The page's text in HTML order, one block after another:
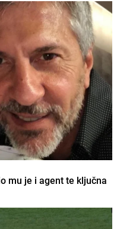
mu je i agent te ključna